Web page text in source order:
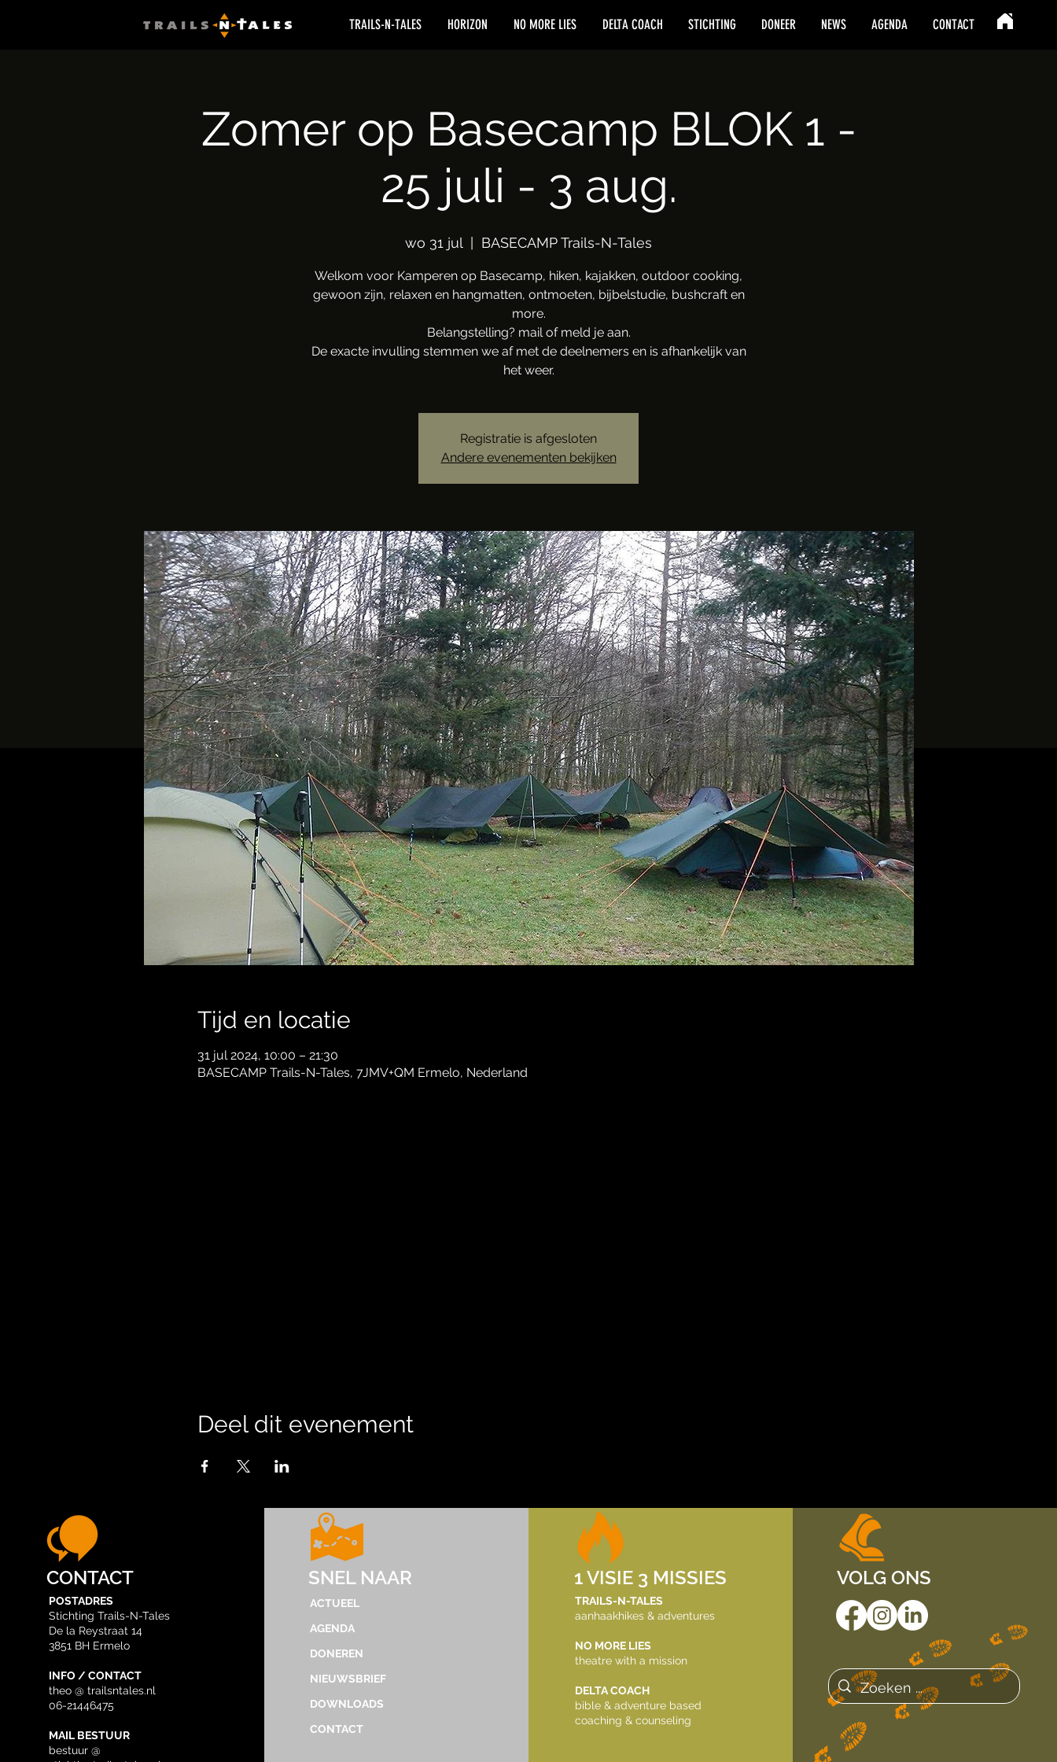
TRAILS-N-TALES HORIZON NO MORE LIES DELTA COACH STICHTING DONEER NEWS AGENDA CONTACT
Zomer op Basecamp BLOK 1 -
25 juli - 3 aug.
wo 31 jul BASECAMP Trails-N-Tales
Welkom voor Kamperen op Basecamp, hiken, kajakken, outdoor cooking,
gewoon zijn, relaxen en hangmatten, ontmoeten, bijbelstudie, bushcraft en
more.
Belangstelling? mail of meld je aan.
De exacte invulling stemmen we af met de deelnemers en is afhankelijk van
het weer.
Registratie is afgesloten
Andere evenementen bekijken
Tijd en locatie
31 jul 2024, 10:00 – 21:30
BASECAMP Trails-N-Tales, 7JMV+QM Ermelo, Nederland
Deel dit evenement
tdekker.dec@gmail.com
©2023 by TrailsNTales. Met trots gemaakt met
CONTACT
POSTADRES
Stichting Trails-N-Tales
De la Reystraat 14
3851 BH Ermelo
INFO / CONTACT
theo @ trailsntales.nl
06-21446475
MAIL BESTUUR
bestuur @
SNEL NAAR
ACTUEEL
AGENDA
DONEREN
NIEUWSBRIEF
DOWNLOADS
CONTACT
1 VISIE 3 MISSIES
TRAILS-N-TALES
aanhaakhikes & adventures
NO MORE LIES
theatre with a mission
DELTA COACH
bible & adventure based
coaching & counseling
VOLG ONS